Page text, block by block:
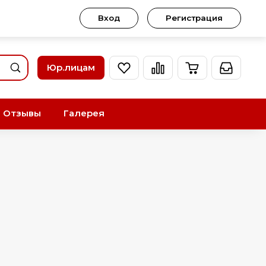
Вход Регистрация
Юр.лицам
Отзывы Галерея